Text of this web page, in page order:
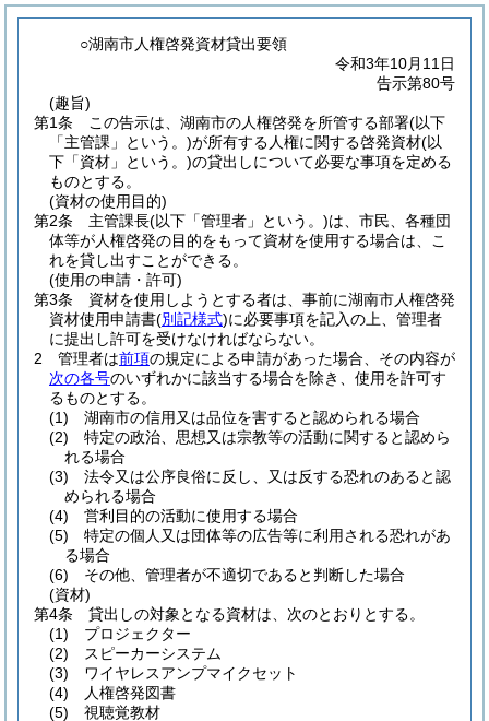
○湖南市人権啓発資材貸出要領
令和3年10月11日
告示第80号
(趣旨)
第1条
この告示は、湖南市の人権啓発を所管する部署(以下
「主管課」という。)が所有する人権に関する啓発資材(以
下「資材」という。)の貸出しについて必要な事項を定める
ものとする。
(資材の使用目的)
第2条
主管課長(以下「管理者」という。)は、市民、各種団
体等が人権啓発の目的をもって資材を使用する場合は、こ
れを貸し出すことができる。
(使用の申請・許可)
第3条
資材を使用しようとする者は、事前に湖南市人権啓発
資材使用申請書(別記様式)に必要事項を記入の上、管理者
に提出し許可を受けなければならない。
2
管理者は前項の規定による申請があった場合、その内容が
次の各号のいずれかに該当する場合を除き、使用を許可す
るものとする。
(1)
湖南市の信用又は品位を害すると認められる場合
(2)
特定の政治、思想又は宗教等の活動に関すると認めら
れる場合
(3)
法令又は公序良俗に反し、又は反する恐れのあると認
められる場合
(4)
営利目的の活動に使用する場合
(5)
特定の個人又は団体等の広告等に利用される恐れがあ
る場合
(6)
その他、管理者が不適切であると判断した場合
(資材)
第4条
貸出しの対象となる資材は、次のとおりとする。
(1)
プロジェクター
(2)
スピーカーシステム
(3)
ワイヤレスアンプマイクセット
(4)
人権啓発図書
(5)
視聴覚教材